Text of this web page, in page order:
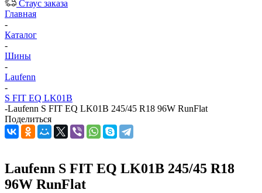
Стаус заказа
Главная
-
Каталог
-
Шины
-
Laufenn
-
S FIT EQ LK01B
-Laufenn S FIT EQ LK01B 245/45 R18 96W RunFlat
Поделиться
Laufenn S FIT EQ LK01B 245/45 R18
96W RunFlat